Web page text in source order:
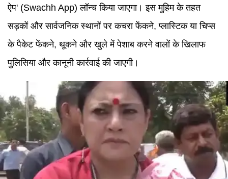
ऐप' (Swachh App) लॉन्च किया जाएगा। इस मुहिम के तहत
सड़कों और सार्वजनिक स्थानों पर कचरा फेंकने, प्लास्टिक या चिप्स
के पैकेट फेंकने, थूकने और खुले में पेशाब करने वालों के खिलाफ
पुलिसिया और कानूनी कार्रवाई की जाएगी।